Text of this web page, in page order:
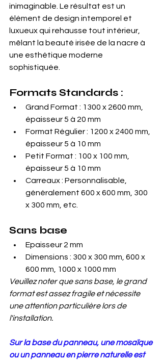
inimaginable. Le résultat est un
élément de design intemporel et
luxueux qui rehausse tout intérieur,
mêlant la beauté irisée de la nacre à
une esthétique moderne
sophistiquée.
Formats Standards :
Grand Format : 1300 x 2600 mm,
épaisseur 5 à 20 mm
Format Régulier : 1200 x 2400 mm,
épaisseur 5 à 10 mm
Petit Format : 100 x 100 mm,
épaisseur 5 à 10 mm
Carreaux : Personnalisable,
généralement 600 x 600 mm, 300
x 300 mm, etc.
Sans base
Epaisseur 2 mm
Dimensions : 300 x 300 mm, 600 x
600 mm, 1000 x 1000 mm
Veuillez noter que sans base, le grand
format est assez fragile et nécessite
une attention particulière lors de
l'installation.
Sur la base du panneau, une mosaïque
ou un panneau en pierre naturelle est